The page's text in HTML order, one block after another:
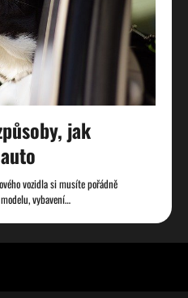
jak
vozidla si musíte pořádně
vybavení…